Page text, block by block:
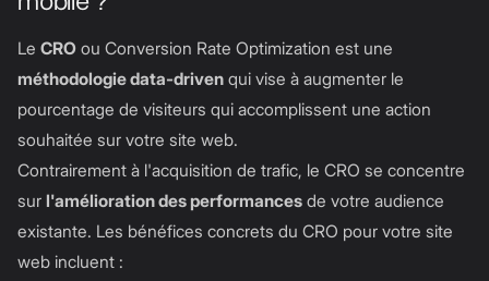
Le CRO ou Conversion Rate Optimization est une
méthodologie data-driven qui vise à augmenter le
pourcentage de visiteurs qui accomplissent une action
souhaitée sur votre site web.
Contrairement à l'acquisition de trafic, le CRO se concentre
sur l'amélioration des performances de votre audience
existante. Les bénéfices concrets du CRO pour votre site
web incluent :